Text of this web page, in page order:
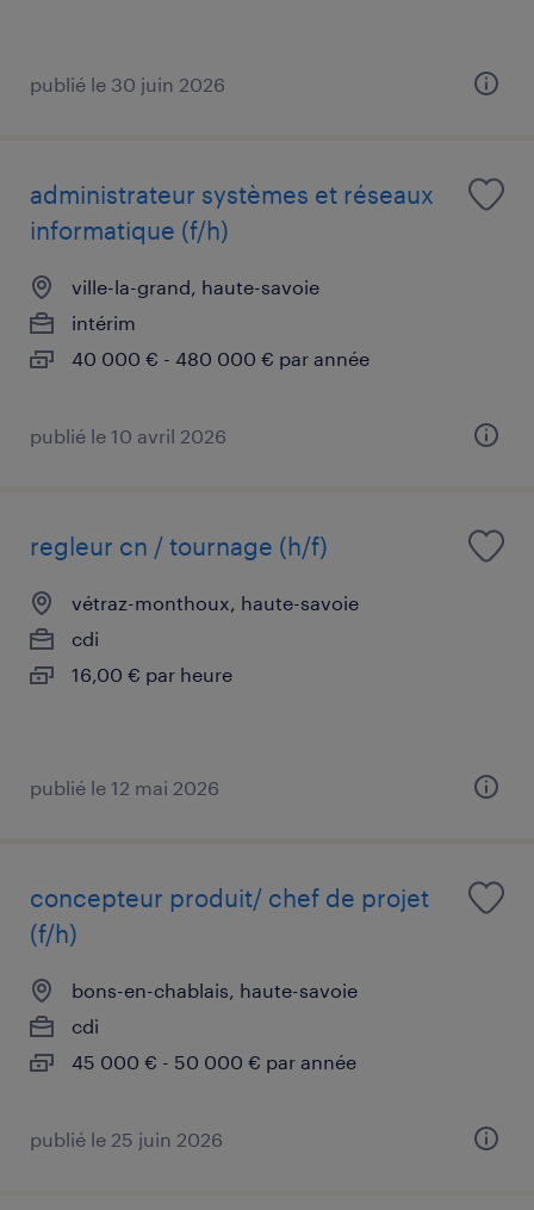
publié le 30 juin 2026
administrateur systèmes et réseaux
informatique (f/h)
ville-la-grand, haute-savoie
intérim
40 000 € - 480 000 € par année
publié le 10 avril 2026
regleur cn / tournage (h/f)
vétraz-monthoux, haute-savoie
cdi
16,00 € par heure
publié le 12 mai 2026
concepteur produit/ chef de projet
(f/h)
bons-en-chablais, haute-savoie
cdi
45 000 € - 50 000 € par année
publié le 25 juin 2026